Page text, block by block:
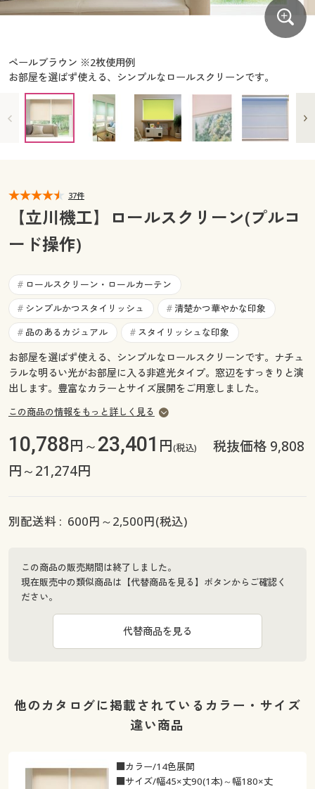
大きいサイズ 事務・制服
カタログ・チラシからのご注文
デジタルカタログ
カタログ無料プレゼント
マイページ
閲覧履歴
お気に入り
サポート
ご利用ガイド
よくある質問とお問い合わせ
カタログ・チラシからのご注文
カタログ無料プレゼント
会員メニュー
閲覧履歴
お気に入り
サポート
ご利用ガイド
よくある質問とお問い合わせ
ペールブラウン ※2枚使用例
お部屋を選ばず使える、シンプルなロールスクリーンです。
37件
【立川機工】ロールスクリーン(プルコ
ード操作)
# ロールスクリーン・ロールカーテン
# シンプルかつスタイリッシュ # 清楚かつ華やかな印象
# 品のあるカジュアル # スタイリッシュな印象
お部屋を選ばず使える、シンプルなロールスクリーンです。ナチュ
ラルな明るい光がお部屋に入る非遮光タイプ。窓辺をすっきりと演
出します。豊富なカラーとサイズ展開をご用意しました。
この商品の情報をもっと詳しく見る
10,788円～23,401 円(税込)
税抜価格 9,808
円～21,274円
別配送料 : 600円～2,500円(税込)
この商品の販売期間は終了しました。
現在販売中の類似商品は【代替商品を見る】ボタンからご確認く
ださい。
代替商品を見る
他のカタログに掲載されているカラー・サイズ
違い商品
■カラー/14色展開
■サイズ/幅45×丈90(1本)～幅180×丈